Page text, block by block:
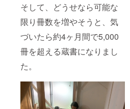
そして、どうせなら可能な
限り冊数を増やそうと、気
づいたら約4ヶ月間で5,000
冊を超える蔵書になりまし
た。